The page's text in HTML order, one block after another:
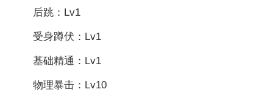
后跳：Lv1
受身蹲伏：Lv1
基础精通：Lv1
物理暴击：Lv10